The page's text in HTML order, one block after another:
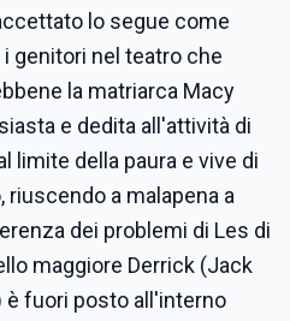
lo segue come
genitori nel teatro che
la matriarca Macy
e dedita all'attività di
limite della paura e vive di
a malapena a
dei problemi di Les di
maggiore Derrick (Jack
è fuori posto all'interno